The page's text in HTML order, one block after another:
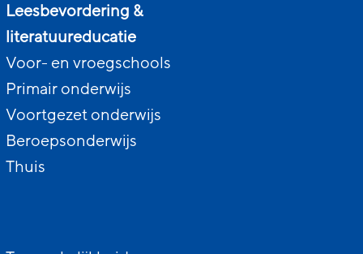
Leesbevordering &
literatuureducatie
Voor- en vroegschools
Primair onderwijs
Voortgezet onderwijs
Beroepsonderwijs
Thuis